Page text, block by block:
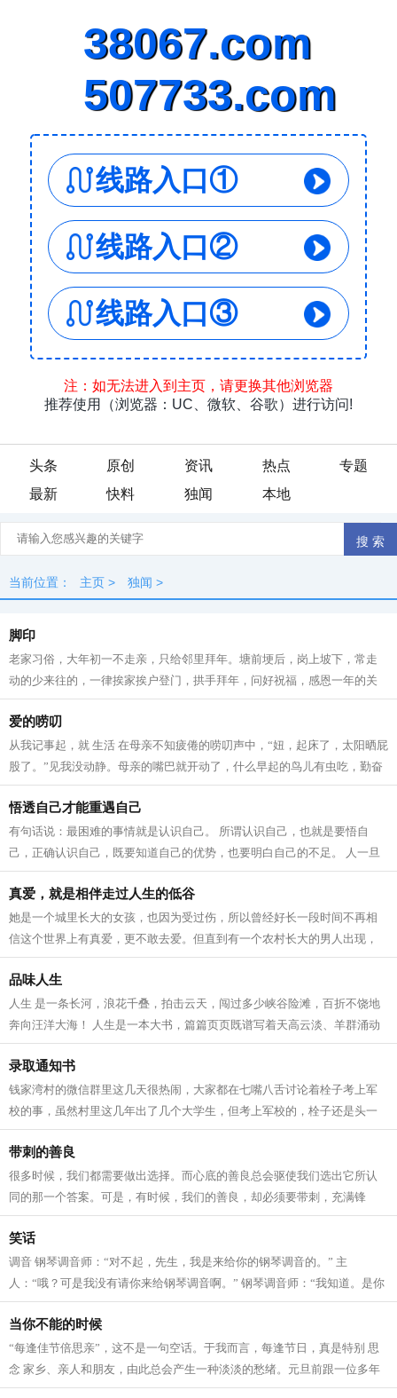
头条 原创 资讯 热点
专题
最新
快料 独闻 本地
当前位置： 主页 > 独闻 >
脚印
老家习俗，大年初一不走亲，只给邻里拜年。塘前埂后，岗上坡下，常走
动的少来往的，一律挨家挨户登门，拱手拜年，问好祝福，感恩一年的关
照。 一夜薄雪，路面平整得像一大匹绸...
爱的唠叨
从我记事起，就 生活 在母亲不知疲倦的唠叨声中，“妞，起床了，太阳晒屁
股了。”见我没动静。母亲的嘴巴就开动了，什么早起的鸟儿有虫吃，勤奋
的孩子会更聪明，或者是一天之...
悟透自己才能重遇自己
有句话说：最困难的事情就是认识自己。 所谓认识自己，也就是要悟自
己，正确认识自己，既要知道自己的优势，也要明白自己的不足。 人一旦
悟透了自己，很多看似困难重重、烦心...
真爱，就是相伴走过人生的低谷
她是一个城里长大的女孩，也因为受过伤，所以曾经好长一段时间不再相
信这个世界上有真爱，更不敢去爱。但直到有一个农村长大的男人出现，
她冰冷的心终于融化。如今，两人真爱...
品味人生
人生 是一条长河，浪花千叠，拍击云天，闯过多少峡谷险滩，百折不饶地
奔向汪洋大海！ 人生是一本大书，篇篇页页既谱写着天高云淡、羊群涌动
的田园牧歌，也承载着血泪斑斑的悲...
录取通知书
钱家湾村的微信群里这几天很热闹，大家都在七嘴八舌讨论着栓子考上军
校的事，虽然村里这几年出了几个大学生，但考上军校的，栓子还是头一
个。就前些年，邻村的青年憨厚高中毕...
带刺的善良
很多时候，我们都需要做出选择。而心底的善良总会驱使我们选出它所认
同的那一个答案。可是，有时候，我们的善良，却必须要带刺，充满锋
芒，才能让自己真正的成长，帮助了别人...
笑话
调音 钢琴调音师：“对不起，先生，我是来给你的钢琴调音的。” 主
人：“哦？可是我没有请你来给钢琴调音啊。” 钢琴调音师：“我知道。是你
的邻居们要我来的。” 假装高明 有...
当你不能的时候
“每逢佳节倍思亲”，这不是一句空话。于我而言，每逢节日，真是特别 思
念 家乡、亲人和朋友，由此总会产生一种淡淡的愁绪。元旦前跟一位多年
的老朋友通过微信聊天。他说自己...